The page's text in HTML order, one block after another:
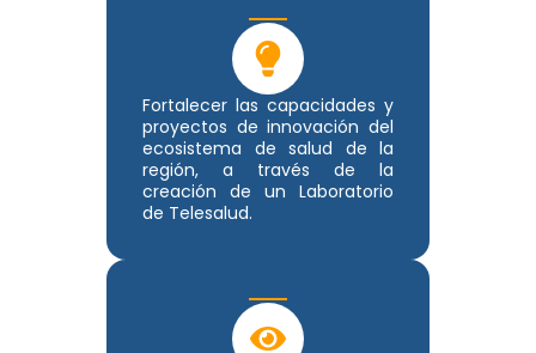
Fortalecer las capacidades y
proyectos de innovación del
ecosistema de salud de la
región, a través de la
creación de un Laboratorio
de Telesalud.